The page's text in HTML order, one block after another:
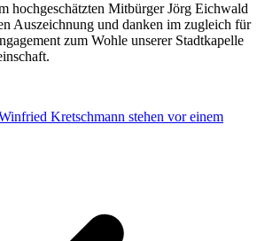
hochgeschätzten Mitbürger Jörg Eichwald
Auszeichnung und danken im zugleich für
zum Wohle unserer Stadtkapelle